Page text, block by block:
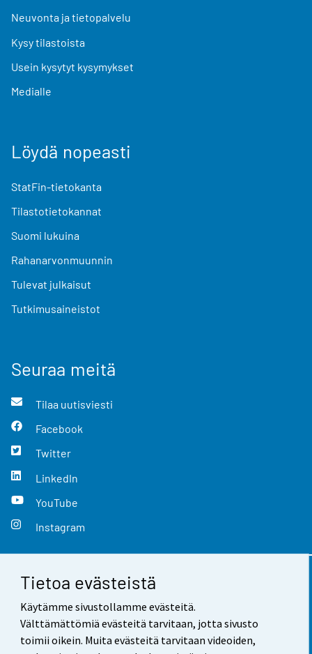
Tietoa evästeistä
Käytämme sivustollamme evästeitä.
Välttämättömiä evästeitä tarvitaan, jotta sivusto
toimii oikein. Muita evästeitä tarvitaan videoiden,
Neuvonta ja tietopalvelu
Kysy tilastoista
Usein kysytyt kysymykset
Medialle
Löydä nopeasti
StatFin-tietokanta
Tilastotietokannat
Suomi lukuina
Rahanarvonmuunnin
Tulevat julkaisut
Tutkimusaineistot
Seuraa meitä
Tilaa uutisviesti
Facebook
Twitter
LinkedIn
YouTube
Instagram
Yhteystiedot
Palaute
Käyttöehdot